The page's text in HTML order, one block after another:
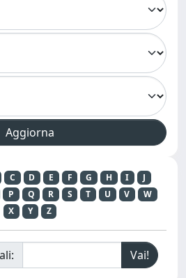
C D E F G H I
J
P Q R S T U V
W
X
Y Z